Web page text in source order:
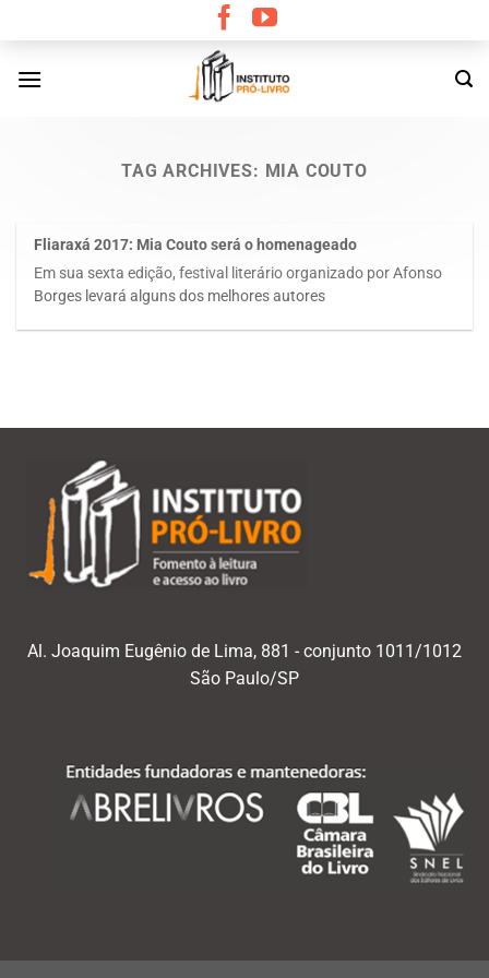
content
TAG ARCHIVES: MIA COUTO
Fliaraxá 2017: Mia Couto será o homenageado
Em sua sexta edição, festival literário organizado por Afonso
Borges levará alguns dos melhores autores
Al. Joaquim Eugênio de Lima, 881 - conjunto 1011/1012
São Paulo/SP